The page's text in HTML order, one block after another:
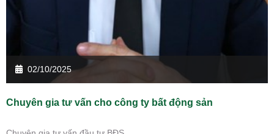
02/10/2025
Chuyên gia tư vấn cho công ty bất động sản